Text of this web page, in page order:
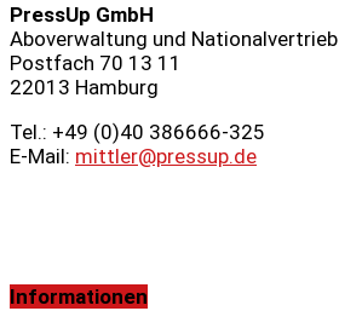
PressUp GmbH
Aboverwaltung und Nationalvertrieb
Postfach 70 13 11
22013 Hamburg
Tel.: +49 (0)40 386666‑325
E-Mail: mittler@pressup.de
Informationen